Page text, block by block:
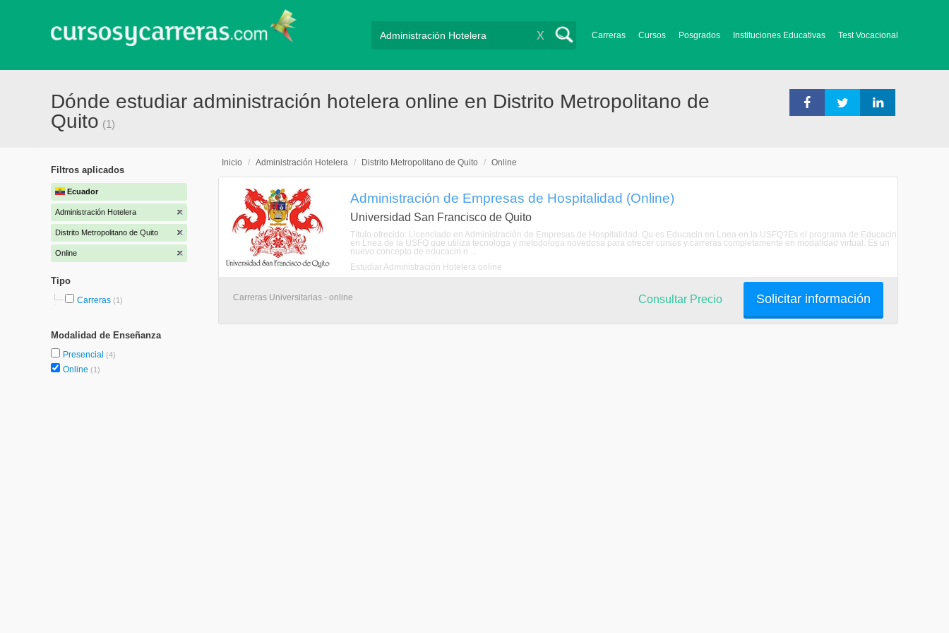
Carreras Cursos Posgrados Instituciones Educativas Test Vocacional
X
Dónde estudiar administración hotelera online en Distrito Metropolitano de
Quito (1)
Filtros aplicados
Ecuador
Administración Hotelera
Distrito Metropolitano de Quito
Online
Tipo
Carreras (1)
Modalidad de Enseñanza
Presencial (4)
Online (1)
Inicio / Administración Hotelera / Distrito Metropolitano de Quito / Online
Administración de Empresas de Hospitalidad (Online)
Universidad San Francisco de Quito
Título ofrecido: Licenciado en Administración de Empresas de Hospitalidad. Qu es Educacin en Lnea en la USFQ?Es el programa de Educacin
en Lnea de la USFQ que utiliza tecnologa y metodologa novedosa para ofrecer cursos y carreras completamente en modalidad virtual. Es un
nuevo concepto de educacin e ...
Estudiar Administración Hotelera online
Carreras Universitarias - online Solicitar información
Consultar Precio